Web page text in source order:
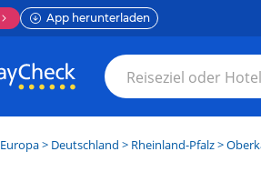
App herunterladen
Europa> Deutschland > Rheinland-Pfalz>